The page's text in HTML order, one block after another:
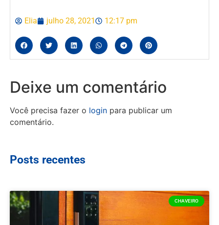
Elia julho 28, 2021 12:17 pm
Deixe um comentário
Você precisa fazer o login para publicar um
comentário.
Posts recentes
CHAVEIRO